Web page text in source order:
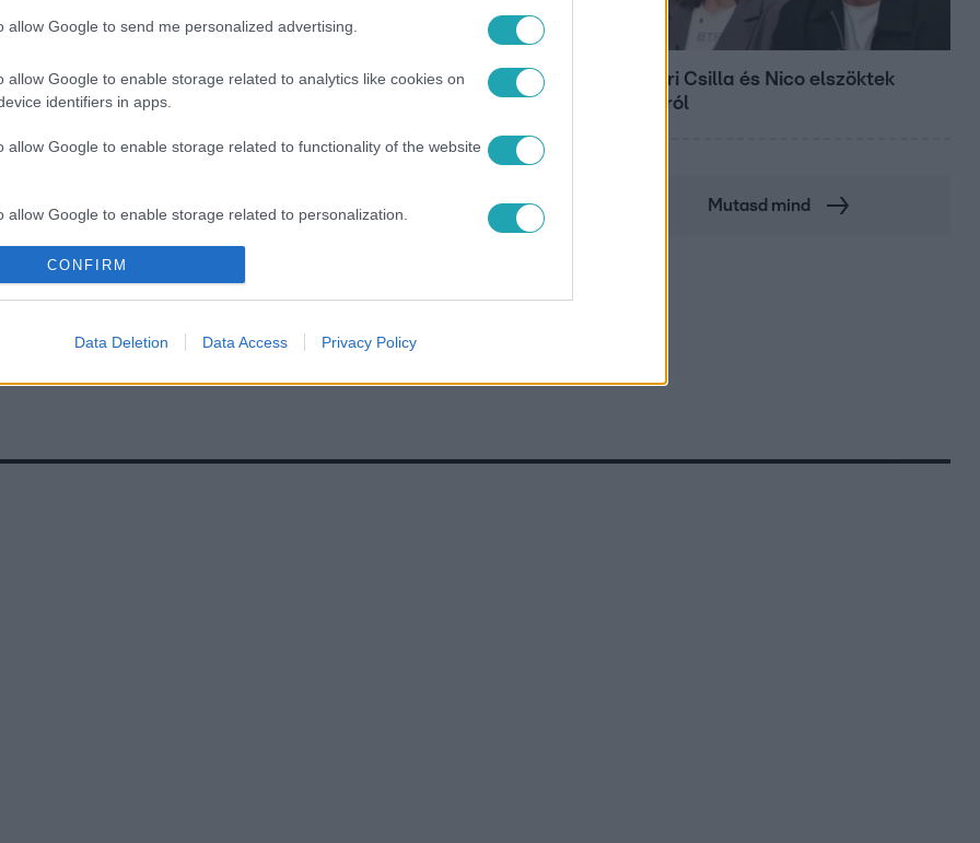
allow Google to send me personalized advertising.
allow Google to enable storage related to analytics like cookies on
identifiers in apps.
allow Google to enable storage related to functionality of the website
allow Google to enable storage related to personalization.
allow Google to enable storage related to security, including
functionality and fraud prevention, and other user protection.
CONFIRM
Data Deletion Data Access Privacy Policy
JUNIOR #RTLII
Megyeri Csilla és Nico elszöktek
otthonról
Mutasd mind